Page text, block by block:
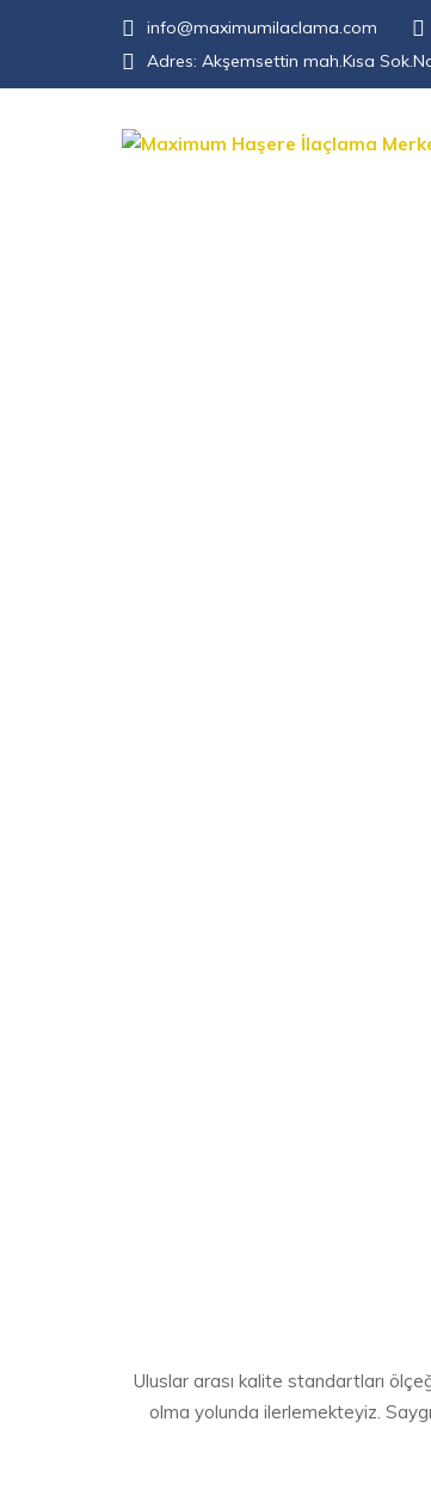
info@maximumilaclama.com
Adres: Akşemsettin mah.Kısa
Uluslar arası kalite standartları
olma yolunda ilerlemekteyiz.